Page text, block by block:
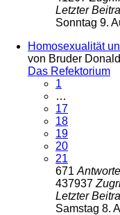
Letzter
Sonntag 9.
Homosexualität
von Bruder Donald
Das Refektorium
1
…
17
18
19
20
21
671
437937
Letzter
Samstag 8.